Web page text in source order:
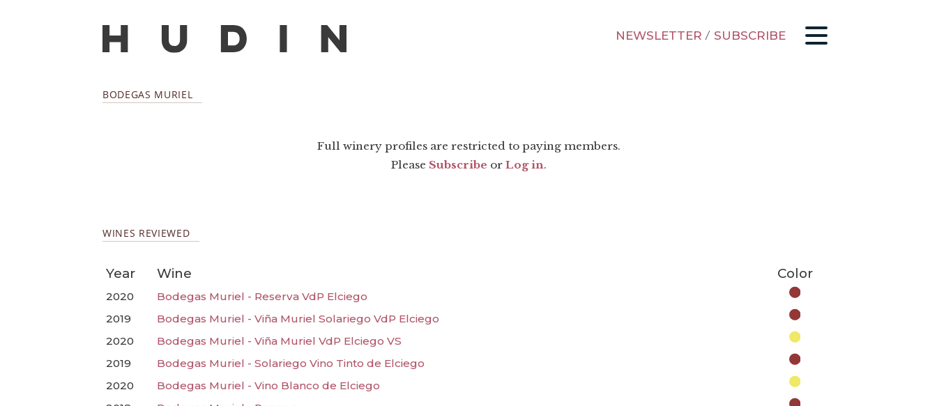
NEWSLETTER / SUBSCRIBE
BODEGAS MURIEL
Full winery profiles are restricted to paying members.
Please Subscribe or Log in.
WINES REVIEWED
Year Wine Color
2020
Bodegas Muriel - Reserva VdP Elciego
2019
Bodegas Muriel - Viña Muriel Solariego VdP Elciego
2020
Bodegas Muriel - Viña Muriel VdP Elciego VS
2019
Bodegas Muriel - Solariego Vino Tinto de Elciego
2020
Bodegas Muriel - Vino Blanco de Elciego